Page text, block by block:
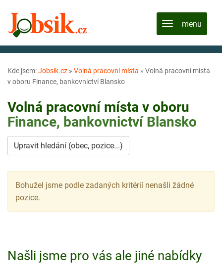
Kde jsem:Jobsik.cz » Volná pracovní místa » Volná pracovní místa
v oboru Finance, bankovnictví Blansko
Volná pracovní místa v oboru
Finance, bankovnictví Blansko
Upravit hledání (obec, pozice...)
Bohužel jsme podle zadaných kritérií nenašli žádné
pozice.
Našli jsme pro vás ale jiné nabídky